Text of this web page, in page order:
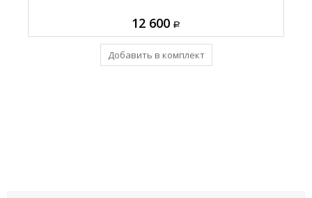
12 600
Добавить в комплект
33 600
Уже в комплекте
104 360
Уже в комплекте